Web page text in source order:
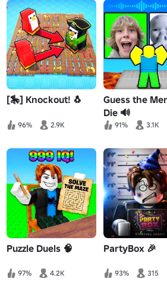
[🎠] Knockout! 🐧
96% 2.9K
Guess the
Die 🔊
91% 3.1K
Puzzle Duels 🧠
97% 4.2K
PartyBox 🎉
93% 315